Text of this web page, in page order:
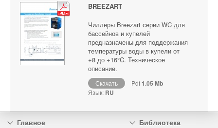
BREEZART
Чиллеры Breezart серии WC для
бассейнов и купелей
предназначены для поддержания
температуры воды в купели от
+8 до +16°C. Техническое
описание.
Скачать Pdf1.05 Mb
Язык: RU
Главное
Библиотека